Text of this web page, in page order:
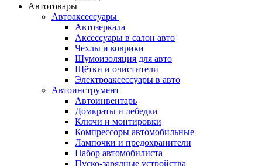
Автотовары
Автоаксессуары
Автозеркала
Аксессуары в салон авто
Чехлы и коврики
Шумоизоляция для авто
Щётки и очистители
Электроаксессуары в авто
Автоинструмент
Автоинвентарь
Домкраты и лебедки
Ключи и монтировки
Компрессоры автомобильные
Лампочки и предохранители
Набор автомобилиста
Пуско-зарядные устройства